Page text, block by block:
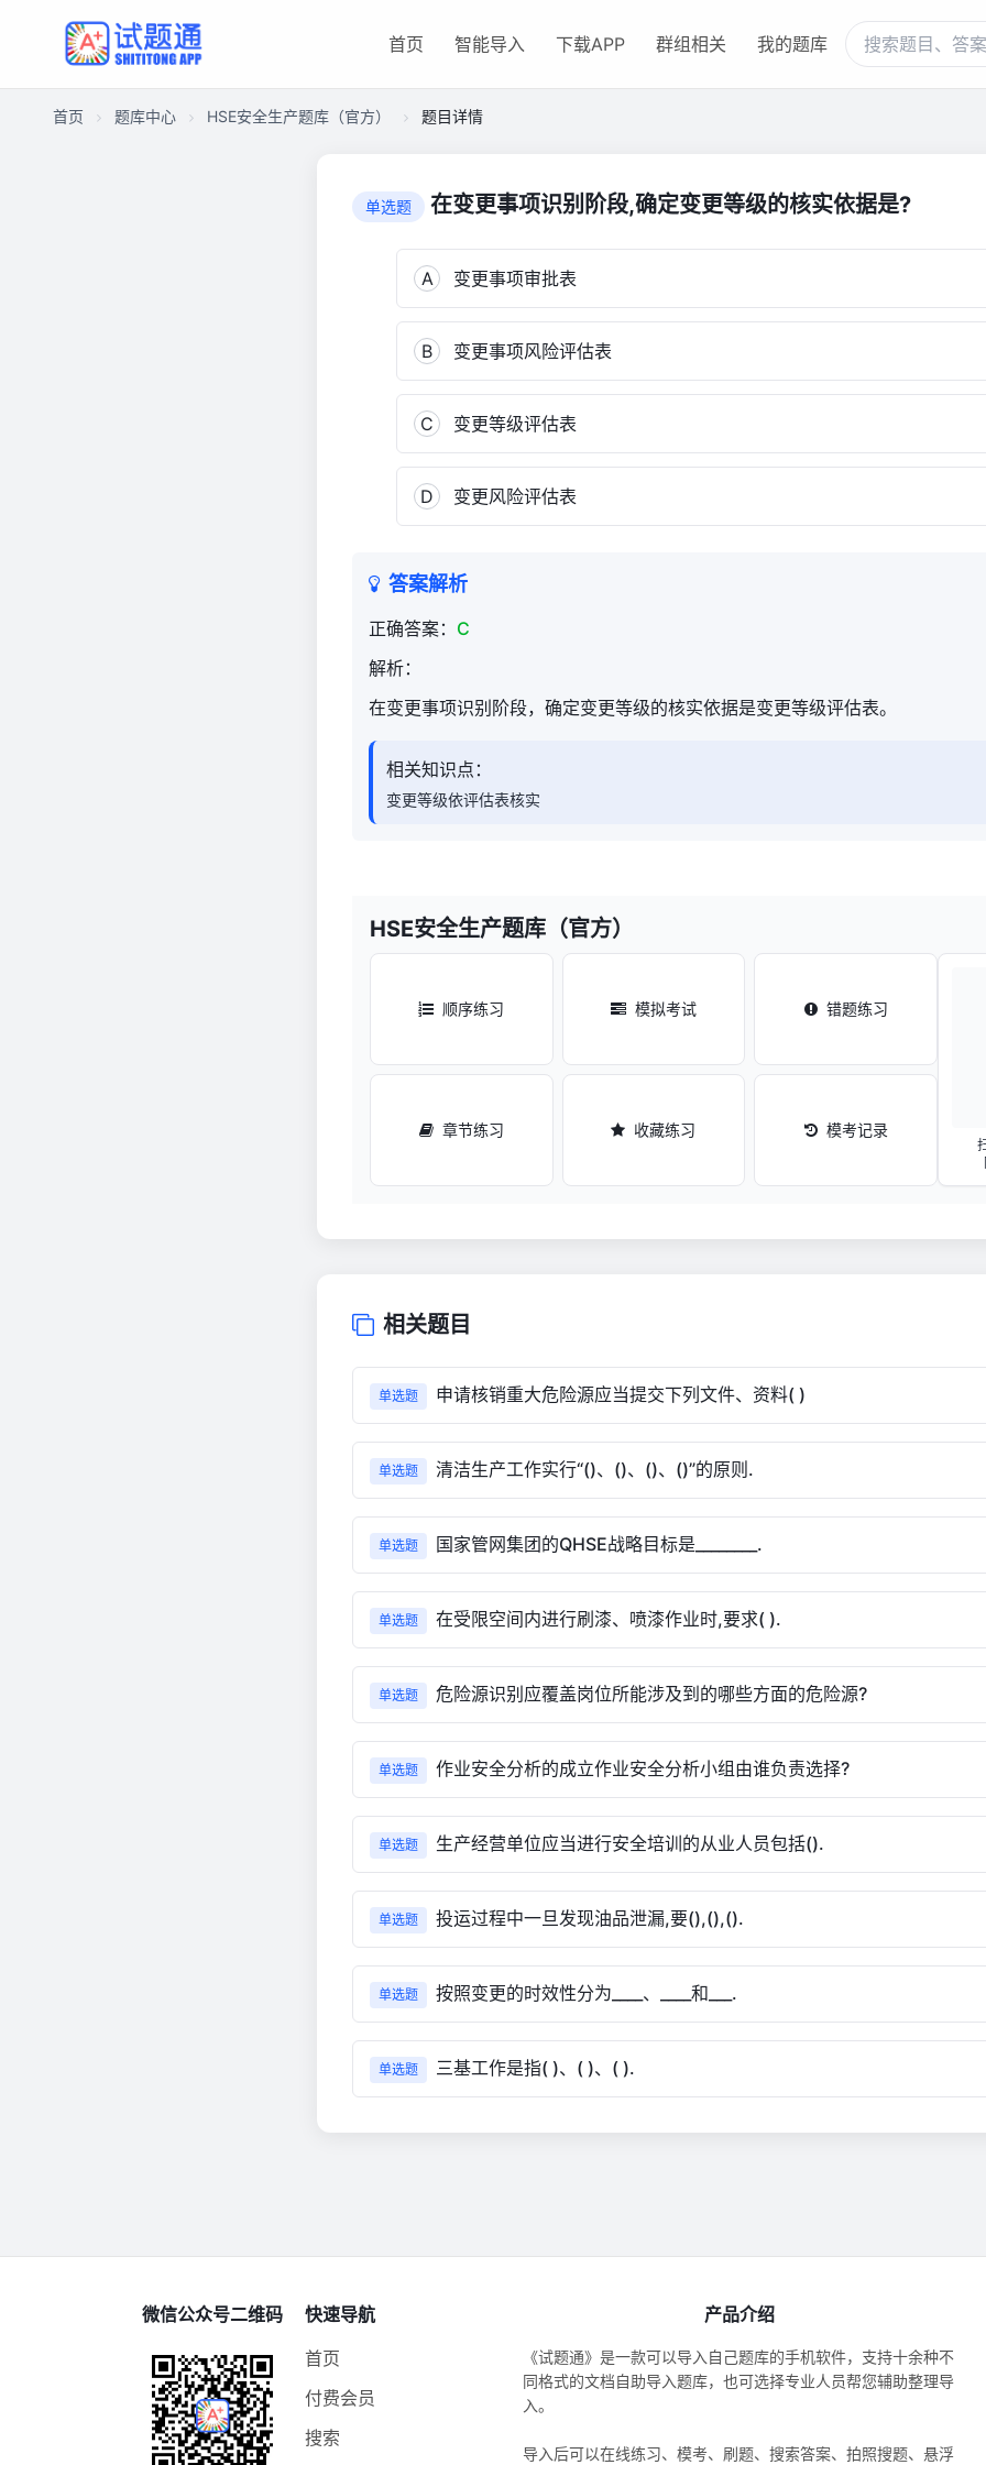
首页 智能导入 下载APP 群组相关 我的题库
首页 题库中心 HSE安全生产题库（官方） 题目详情
单选题 在变更事项识别阶段,确定变更等级的核实依据是?
A 变更事项审批表
B 变更事项风险评估表
C 变更等级评估表
D 变更风险评估表
答案解析
正确答案： C
解析：
在变更事项识别阶段，确定变更等级的核实依据是变更等级评估表。
相关知识点：
变更等级依评估表核实
HSE安全生产题库（官方）
顺序练习 模拟考试 错题练习
章节练习 收藏练习 模考记录
相关题目
单选题 申请核销重大危险源应当提交下列文件、资料( )
单选题 清洁生产工作实行“()、()、()、()”的原则.
单选题 国家管网集团的QHSE战略目标是________.
单选题 在受限空间内进行刷漆、喷漆作业时,要求( ).
单选题 危险源识别应覆盖岗位所能涉及到的哪些方面的危险源?
单选题 作业安全分析的成立作业安全分析小组由谁负责选择?
单选题 生产经营单位应当进行安全培训的从业人员包括().
单选题 投运过程中一旦发现油品泄漏,要(),(),().
单选题 按照变更的时效性分为____、____和___.
单选题 三基工作是指( )、( )、( ).
微信公众号二维码
快速导航
首页
付费会员
搜索
产品介绍
《试题通》是一款可以导入自己题库的手机软件，支持十余种不
同格式的文档自助导入题库，也可选择专业人员帮您辅助整理导
入。
导入后可以在线练习、模考、刷题、搜索答案、拍照搜题、悬浮